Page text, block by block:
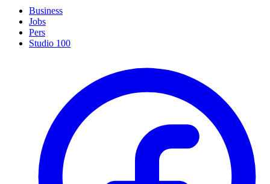
Business
Jobs
Pers
Studio 100